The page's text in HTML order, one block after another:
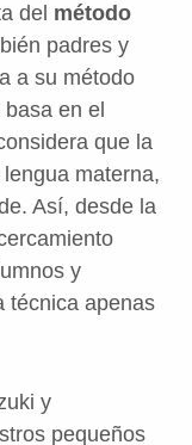
del método
padres y
a su método
en el
que la
materna,
Así, desde la
y
técnica apenas
y
pequeños